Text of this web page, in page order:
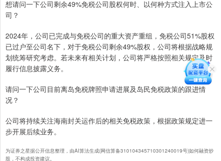
想请问一下公司剩余49%免税公司股权何时、以何种方式注入上市公
司？
2024年，公司已完成与免税公司的重大资产重组，免税公司51%股权
已过户至公司名下，对于免税公司剩余49%股权，公司将根据战略规
划统筹研究考虑。若未来有相关计划，公司将严格按照相关规定及时
履行信息披露义务。
请问一下公司目前离岛免税牌照申请进展及岛民免税政策的跟进情
况？
公司将持续关注海南封关运作后的相关免税政策，根据政策规定进一
步开展后续业务。
为证券之星据公开信息整理，由AI算法生成(网信算备310104345710301240019号)如何融资炒
股，不构成投资建议。